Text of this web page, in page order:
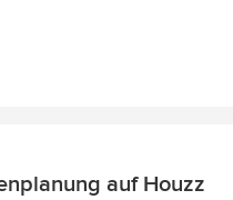
auf Houzz